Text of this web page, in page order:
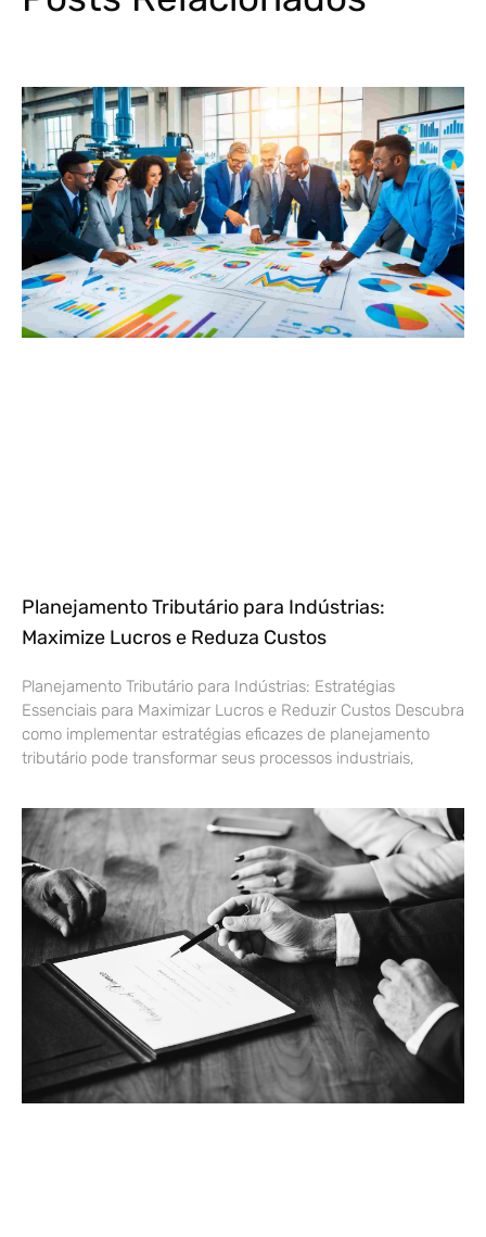
Planejamento Tributário para Indústrias:
Maximize Lucros e Reduza Custos
Planejamento Tributário para Indústrias: Estratégias
Essenciais para Maximizar Lucros e Reduzir Custos Descubra
como implementar estratégias eficazes de planejamento
tributário pode transformar seus processos industriais,